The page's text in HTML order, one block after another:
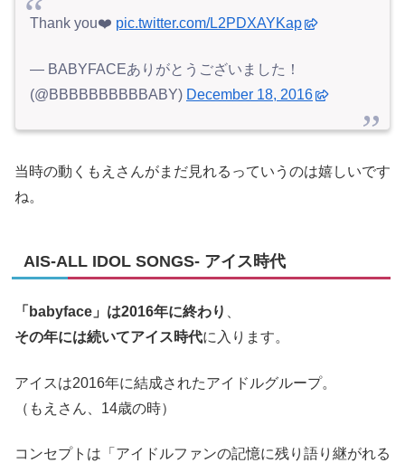
Thank you❤️ pic.twitter.com/L2PDXAYKap
— BABYFACEありがとうございました！
(@BBBBBBBBBBABY) December 18, 2016
当時の動くもえさんがまだ見れるっていうのは嬉しいです
ね。
AIS-ALL IDOL SONGS- アイス時代
「babyface」は2016年に終わり
その年には続いてアイス時代に入ります。
アイスは2016年に結成されたアイドルグループ。
（もえさん、14歳の時）
コンセプトは「アイドルファンの記憶に残り語り継がれる